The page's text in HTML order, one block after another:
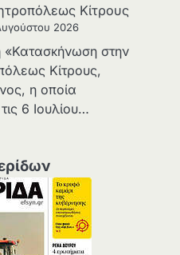
Κίτρους
2026
στην
Κίτρους,
η οποία
6 Ιουλίου…